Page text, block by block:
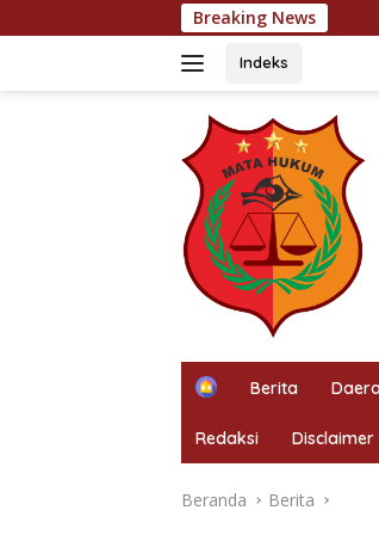
ke
Breaking News
Polisi
Indeks
H
m
e
Berita
Redaksi Disclaimer
Beranda Berita